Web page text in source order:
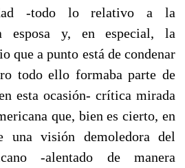
-todo lo relativo a la
esposa y, en especial, la
que a punto está de condenar
todo ello formaba parte de
esta ocasión- crítica mirada
que, bien es cierto, en
una visión demoledora del
-alentado de manera